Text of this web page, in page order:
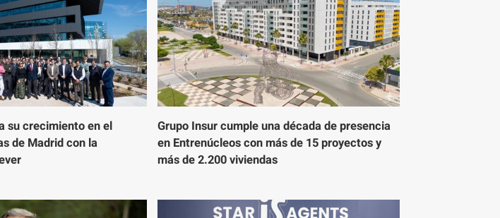
su crecimiento en el
de Madrid con la
Grupo Insur cumple una década de presencia
en Entrenúcleos con más de 15 proyectos y
más de 2.200 viviendas